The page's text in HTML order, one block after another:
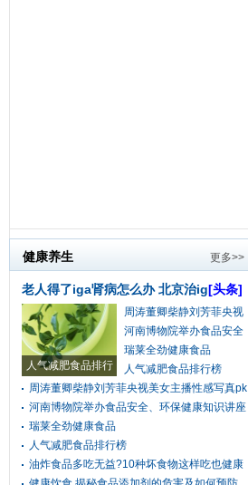
健康养生 更多>>
老人得了iga肾病怎么办 北京治ig[头条]
人气减肥食品排行
周涛董卿柴静刘芳菲央视
河南博物院举办食品安全
瑞莱全劲健康食品
人气减肥食品排行榜
周涛董卿柴静刘芳菲央视美女主播性感写真pk
河南博物院举办食品安全、环保健康知识讲座
瑞莱全劲健康食品
人气减肥食品排行榜
油炸食品多吃无益?10种坏食物这样吃也健康